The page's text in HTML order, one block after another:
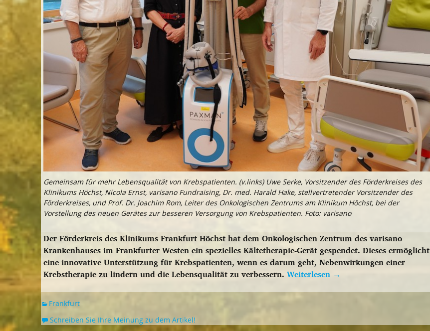
Gemeinsam für mehr Lebensqualität von Krebspatienten. (v.links) Uwe Serke, Vorsitzender des Förderkreises des
Klinikums Höchst, Nicola Ernst, varisano Fundraising, Dr. med. Harald Hake, stellvertretender Vorsitzender des
Förderkreises, und Prof. Dr. Joachim Rom, Leiter des Onkologischen Zentrums am Klinikum Höchst, bei der
Vorstellung des neuen Gerätes zur besseren Versorgung von Krebspatienten. Foto: varisano
Der Förderkreis des Klinikums Frankfurt Höchst hat dem Onkologischen Zentrum des varisano
Krankenhauses im Frankfurter Westen ein spezielles Kältetherapie-Gerät gespendet. Dieses ermöglicht
eine innovative Unterstützung für Krebspatienten, wenn es darum geht, Nebenwirkungen einer
Krebstherapie zu lindern und die Lebensqualität zu verbessern. Weiterlesen →
Frankfurt
Schreiben Sie Ihre Meinung zu dem Artikel!